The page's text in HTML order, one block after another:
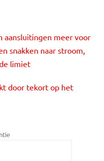
aansluitingen meer voor
snakken naar stroom,
limiet
door tekort op het